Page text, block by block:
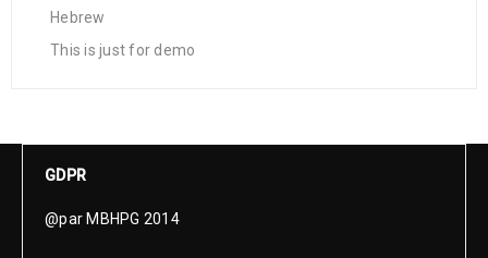
Hebrew
This is just for demo
GDPR
@par MBHPG 2014